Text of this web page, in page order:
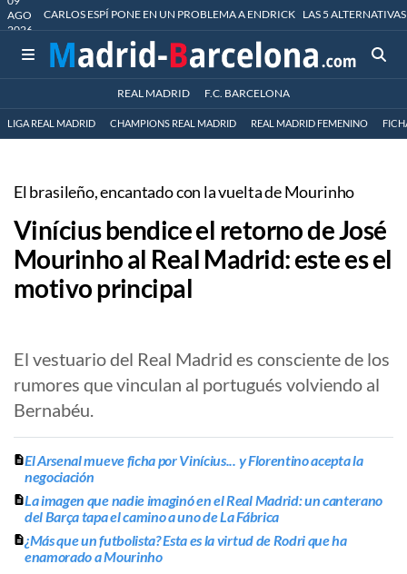
AGO
2026
CARLOS ESPÍ PONE EN UN PROBLEMA A ENDRICK LAS 5
REAL MADRID F.C. BARCELONA
LIGA REAL MADRID CHAMPIONS REAL MADRID REAL MADRID FEMENINO
El brasileño, encantado con la vuelta de Mourinho
Vinícius bendice el retorno de José
Mourinho al Real Madrid: este es el
motivo principal
El vestuario del Real Madrid es consciente de los
rumores que vinculan al portugués volviendo al
Bernabéu.
El Arsenal mueve ficha por Vinícius... y Florentino acepta la
negociación
La imagen que nadie imaginó en el Real Madrid: un canterano
del Barça tapa el camino a uno de La Fábrica
¿Más que un futbolista? Esta es la virtud de Rodri que ha
enamorado a Mourinho